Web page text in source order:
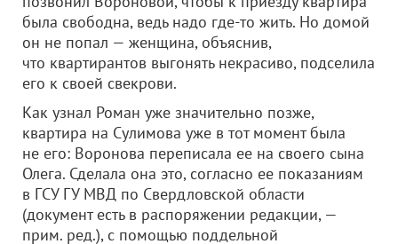
была свободна, ведь надо где-то жить. Но домой
он не попал — женщина, объяснив,
что квартирантов выгонять некрасиво, подселила
его к своей свекрови.
Как узнал Роман уже значительно позже,
квартира на Сулимова уже в тот момент была
не его: Воронова переписала ее на своего сына
Олега. Сделала она это, согласно ее показаниям
в ГСУ ГУ МВД по Свердловской области
(документ есть в распоряжении редакции, —
прим. ред.), с помощью поддельной